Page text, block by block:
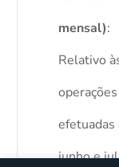
mensal):
Relativo
operações
efetuadas
junho e